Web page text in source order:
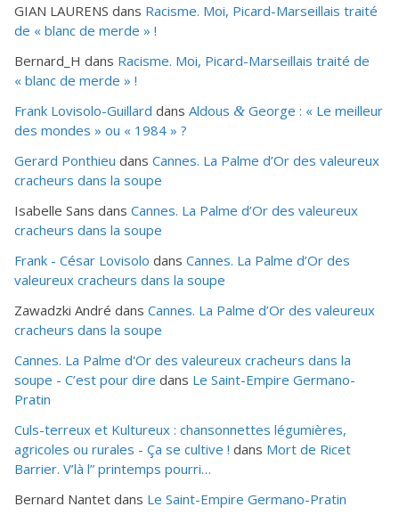
GIAN LAURENS dans Racisme. Moi, Picard-Marseillais traité
de « blanc de merde » !
Bernard_H dans Racisme. Moi, Picard-Marseillais traité de
« blanc de merde » !
Frank Lovisolo-Guillard dans Aldous & George : « Le meilleur
des mondes » ou « 1984 » ?
Gerard Ponthieu dans Cannes. La Palme d’Or des valeureux
cracheurs dans la soupe
Isabelle Sans dans Cannes. La Palme d’Or des valeureux
cracheurs dans la soupe
Frank - César Lovisolo dans Cannes. La Palme d’Or des
valeureux cracheurs dans la soupe
Zawadzki André dans Cannes. La Palme d’Or des valeureux
cracheurs dans la soupe
Cannes. La Palme d'Or des valeureux cracheurs dans la
soupe - C’est pour dire dans Le Saint-Empire Germano-
Pratin
Culs-terreux et Kultureux : chansonnettes légumières,
agricoles ou rurales - Ça se cultive ! dans Mort de Ricet
Barrier. V’là l” printemps pourri…
Bernard Nantet dans Le Saint-Empire Germano-Pratin